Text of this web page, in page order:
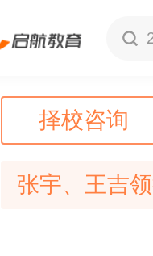
择校咨询
张宇、王吉